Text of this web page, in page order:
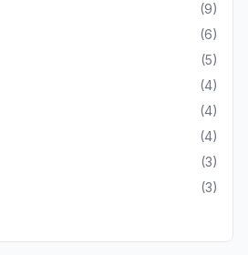
(9)
(6)
(5)
(4)
(4)
(4)
(3)
(3)